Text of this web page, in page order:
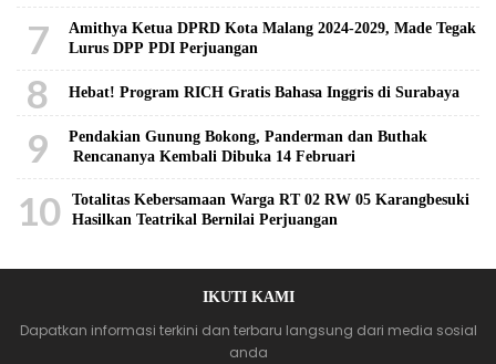
7
Amithya Ketua DPRD Kota Malang 2024-2029, Made Tegak
Lurus DPP PDI Perjuangan
8 Hebat! Program RICH Gratis Bahasa Inggris di Surabaya
9
Pendakian Gunung Bokong, Panderman dan Buthak
Rencananya Kembali Dibuka 14 Februari
10
Totalitas Kebersamaan Warga RT 02 RW 05 Karangbesuki
Hasilkan Teatrikal Bernilai Perjuangan
IKUTI KAMI
Dapatkan informasi terkini dan terbaru langsung dari media sosial
anda